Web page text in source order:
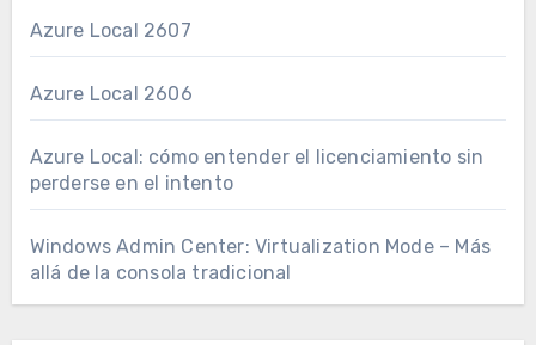
Azure Local 2607
Azure Local 2606
Azure Local: cómo entender el licenciamiento sin
perderse en el intento
Windows Admin Center: Virtualization Mode – Más
allá de la consola tradicional